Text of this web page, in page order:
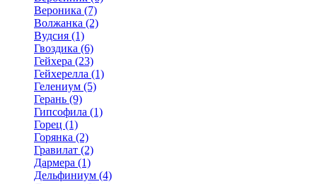
Вероника (7)
Волжанка (2)
Вудсия (1)
Гвоздика (6)
Гейхера (23)
Гейхерелла (1)
Гелениум (5)
Герань (9)
Гипсофила (1)
Горец (1)
Горянка (2)
Гравилат (2)
Дармера (1)
Дельфиниум (4)